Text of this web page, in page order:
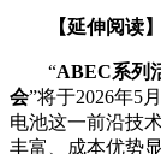
【延伸阅读】
“ABEC系列
会”将于2026年5
电池这一前沿技
丰富、成本优势